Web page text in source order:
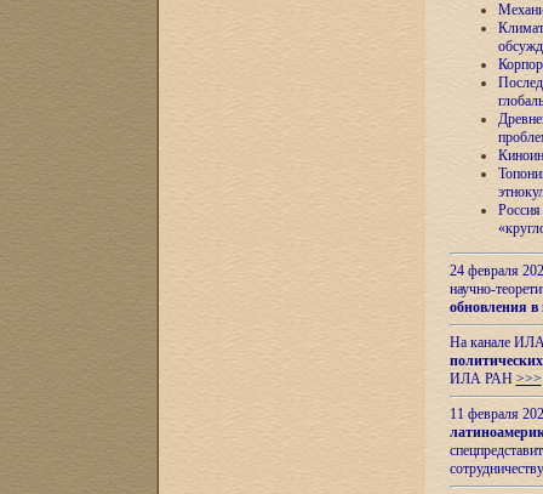
24 февраля
научно-
обновления в
На канале
ИЛА РАН >>>
11 февраля